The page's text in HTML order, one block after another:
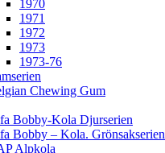
1970
1971
1972
1973
1973-76
Chewing Gum
Bobby-Kola Djurserien
Bobby – Kola. Grönsakserien
Alpkola